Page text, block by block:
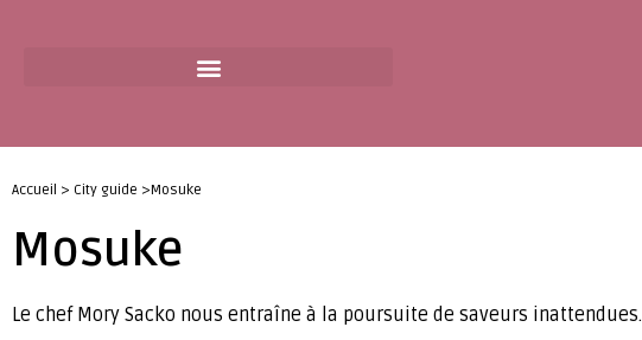
Accueil > City guide >Mosuke
Mosuke
Le chef Mory Sacko nous entraîne à la poursuite de saveurs inattendues.